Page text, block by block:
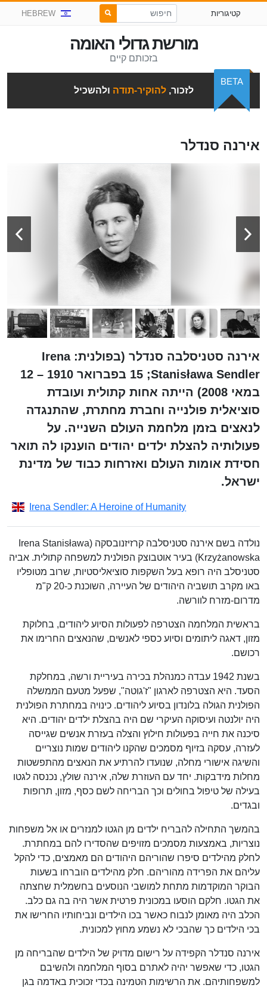
קטיגוריות HEBREW
מורשת גדולי האומה
בזכותם קיים
לזכור,להוקיר-תודה ולהשכיל
BETA
אירנה סנדלר
אירנה סטניסלבה סנדלר (בפולנית: Irena
Stanisława Sendler; ‏15 בפברואר 1910 – 12
במאי 2008) הייתה אחות קתולית ועובדת
סוציאלית פולנייה וחברת מחתרת, שהתנגדה
לנאצים בזמן מלחמת העולם השנייה. על
פעולותיה להצלת ילדים יהודים הוענקו לה תואר
חסידת אומות העולם ואזרחות כבוד של מדינת
ישראל.
Irena Sendler: A Heroine of Humanity
נולדה בשם אירנה סטניסלבה קרזיזנובסקה (Irena Stanisława
Krzyżanowska) בעיר אוטבוצק הפולנית למשפחה קתולית. אביה
סטניסלב היה רופא בעל השקפות סוציאליסטיות, שרוב מטופליו
באו מקרב תושביה היהודים של העיירה, השוכנת כ-20 ק"מ
מדרום-מזרח לוורשה.
בראשית המלחמה הצטרפה לפעולות הסיוע ליהודים, בחלוקת
מזון, דאגה ליתומים וסיוע כספי לאנשים, שהנאצים החרימו את
רכושם.
בשנת 1942 עבדה כמנהלת בכירה בעיריית ורשה, במחלקת
הסעד. היא הצטרפה לארגון "ז'גוטה", שפעל מטעם הממשלה
הפולנית הגולה בלונדון בסיוע ליהודים. כינויה במחתרת הפולנית
היה יולנטה ועיסוקה העיקרי שם היה בהצלת ילדים יהודים. היא
סיכנה את חייה בפעולות חילוץ והצלה בעזרת אנשים שגייסה
לעזרה, עסקה בזיוף מסמכים שהקנו ליהודים שמות נוצריים
והשיגה אישורי מחלה, שנועדו להרתיע את הנאצים מהתפשטות
מחלות מידבקות. יחד עם העוזרת שלה, אירנה שולץ, נכנסה לגטו
בעילה של טיפול בחולים וכך הבריחה לשם כסף, מזון, תרופות
ובגדים.
בהמשך התחילה להבריח ילדים מן הגטו למנזרים או אל משפחות
נוצריות, באמצעות מסמכים מזויפים שהסדירו להם במחתרת.
לחלק מהילדים סיפרו שהוריהם היהודים הם מאמצים, כדי להקל
עליהם את הפרידה מהוריהם. חלק מהילדים הוברחו בשעות
הבוקר המוקדמות מתחת למושבי הנוסעים בחשמלית שחצתה
את הגטו. חלקם הוסעו במכונית פרטית אשר היה בה גם כלב.
הכלב היה מאומן לנבוח כאשר בכו הילדים ונביחותיו החרישו את
בכי הילדים כך שהבכי לא נשמע מחוץ למכונית.
אירנה סנדלר הקפידה על רישום מדויק של הילדים שהבריחה מן
הגטו, כדי שאפשר יהיה לאתרם בסוף המלחמה ולהשיבם
למשפחותיהם. את הרשימות הטמינה בכדי זכוכית באדמה בגן